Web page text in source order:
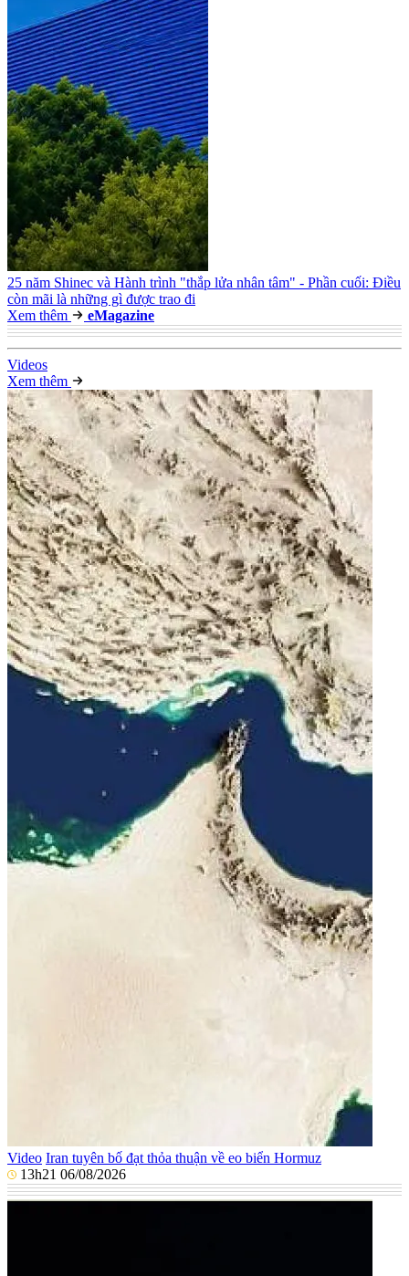
25 năm Shinec và Hành trình "thắp lửa nhân tâm" - Phần cuối: Điều
còn mãi là những gì được trao đi
Xem thêm
eMagazine
Videos
Xem thêm
Video Iran tuyên bố đạt thỏa thuận về eo biển Hormuz
13h21 06/08/2026